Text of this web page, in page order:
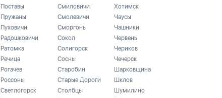
Поставы
Пружаны
Пуховичи
Радошковичи
Ратомка
Речица
Рогачев
Россоны
Светлогорск
Смиловичи
Смолевичи
Сморгонь
Сокол
Солигорск
Сосны
Старобин
Старые Дороги
Столбцы
Хотимск
Чаусы
Чашники
Червень
Чериков
Чечерск
Шарковщина
Шклов
Шумилино